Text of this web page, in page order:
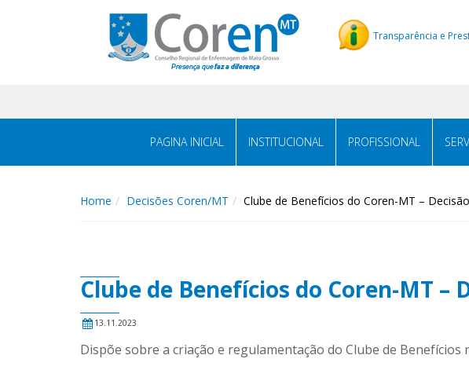
Transparência e
PAGINA INICIAL INSTITUCIONAL PROFISSIONAL
Home Decisões Coren/MT Clube de Benefícios do Coren-MT –
Clube de Benefícios do Coren-MT –
13.11.2023
Dispõe sobre a criação e regulamentação do Clube de